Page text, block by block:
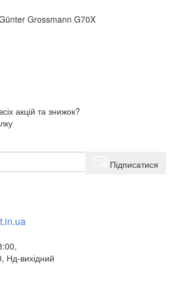
Grossmann G70X
акцій та знижок?
Підписатися
Нд-вихідний